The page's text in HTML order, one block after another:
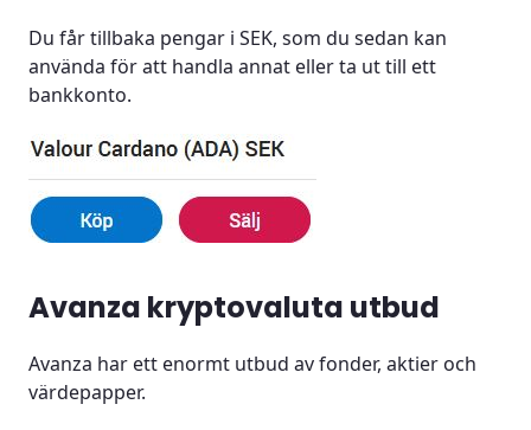
Du får tillbaka pengar i SEK, som du sedan kan
använda för att handla annat eller ta ut till ett
bankkonto.
Avanza kryptovaluta utbud
Avanza har ett enormt utbud av fonder, aktier och
värdepapper.